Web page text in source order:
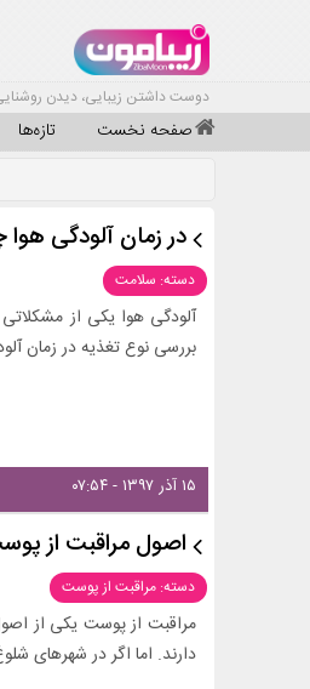
دوست داشتن زیبایی، دیدن
صفحه نخست تازه‌ها
در زمان آلودگی
دسته: سلامت
آلودگی هوا یکی از
بررسی نوع تغذیه در زمان
۱۵ آذر ۱۳۹۷ - ۰۷:۵۴
اصول مراقبت از
دسته: مراقبت از پوست
مراقبت از پوست یکی از
دارند. اما اگر در شهرهای